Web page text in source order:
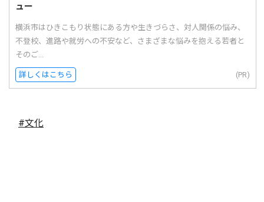
ュー
横浜市はひきこもり状態にある方や生きづらさ、対人関係の悩み、
不登校、進路や就労への不安など、さまざまな悩みを抱える若者と
そのご...
詳しくはこちら (PR)
#文化